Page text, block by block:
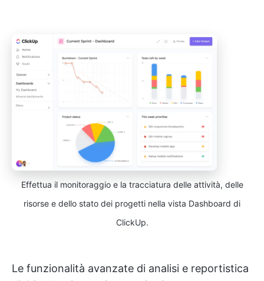
Effettua il monitoraggio e la tracciatura delle attività, delle
risorse e dello stato dei progetti nella vista Dashboard di
ClickUp.
Le funzionalità avanzate di analisi e reportistica